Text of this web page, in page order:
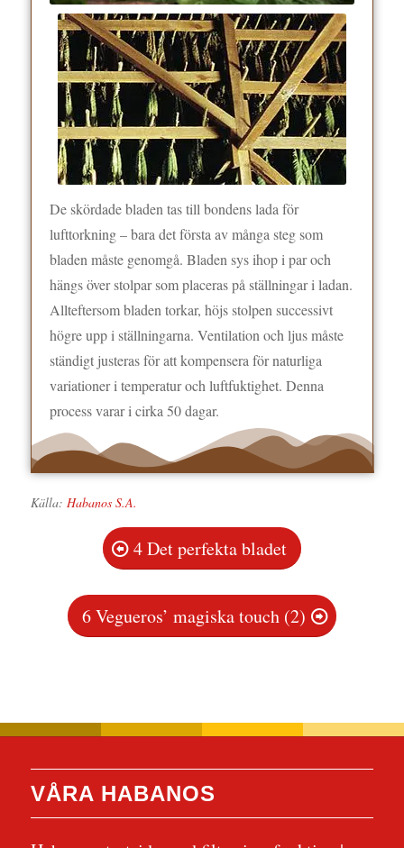
De skördade bladen tas till bondens lada för
lufttorkning – bara det första av många steg som
bladen måste genomgå. Bladen sys ihop i par och
hängs över stolpar som placeras på ställningar i ladan.
Allteftersom bladen torkar, höjs stolpen successivt
högre upp i ställningarna. Ventilation och ljus måste
ständigt justeras för att kompensera för naturliga
variationer i temperatur och luftfuktighet. Denna
process varar i cirka 50 dagar.
Källa: Habanos S.A.
4 Det perfekta bladet
6 Vegueros’ magiska touch (2)
VÅRA HABANOS